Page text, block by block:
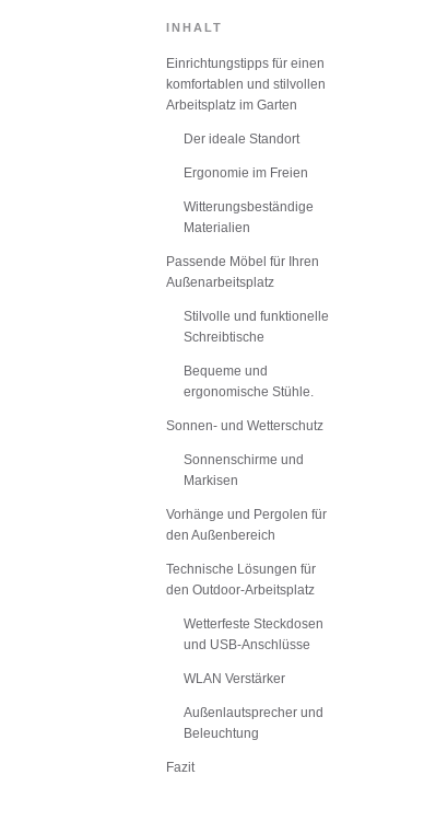
INHALT
Einrichtungstipps für einen
komfortablen und stilvollen
Arbeitsplatz im Garten
Der ideale Standort
Ergonomie im Freien
Witterungsbeständige
Materialien
Passende Möbel für Ihren
Außenarbeitsplatz
Stilvolle und funktionelle
Schreibtische
Bequeme und
ergonomische Stühle.
Sonnen- und Wetterschutz
Sonnenschirme und
Markisen
Vorhänge und Pergolen für
den Außenbereich
Technische Lösungen für
den Outdoor-Arbeitsplatz
Wetterfeste Steckdosen
und USB-Anschlüsse
WLAN Verstärker
Außenlautsprecher und
Beleuchtung
Fazit